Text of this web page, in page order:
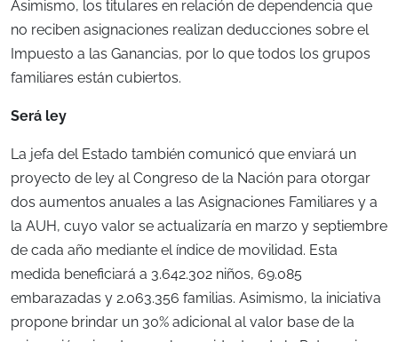
Asimismo, los titulares en relación de dependencia que
no reciben asignaciones realizan deducciones sobre el
Impuesto a las Ganancias, por lo que todos los grupos
familiares están cubiertos.
Será ley
La jefa del Estado también comunicó que enviará un
proyecto de ley al Congreso de la Nación para otorgar
dos aumentos anuales a las Asignaciones Familiares y a
la AUH, cuyo valor se actualizaría en marzo y septiembre
de cada año mediante el índice de movilidad. Esta
medida beneficiará a 3.642.302 niños, 69.085
embarazadas y 2.063.356 familias. Asimismo, la iniciativa
propone brindar un 30% adicional al valor base de la